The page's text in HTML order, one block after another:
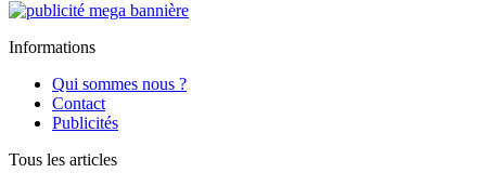
Informations
Qui sommes nous ?
Contact
Publicités
Tous les articles